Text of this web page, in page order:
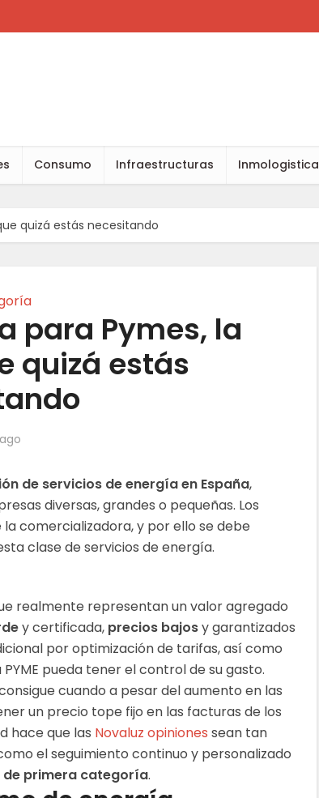
Consumo Infraestructuras Inmologistica
quizá estás necesitando
para Pymes, la
quizá estás
de servicios de energía en España,
diversas, grandes o pequeñas. Los
comercializadora, y por ello se debe
clase de servicios de energía.
realmente representan un valor agregado
y certificada, precios bajosy garantizados
por optimización de tarifas, así como
pueda tener el control de su gasto.
cuando a pesar del aumento en las
un precio tope fijo en las facturas de los
hace que las Novaluz opiniones sean tan
el seguimiento continuo y personalizado
primera categoría.